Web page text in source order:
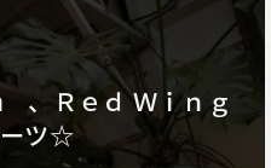
、Ｒｅｄ Ｗｉｎｇ
ツ☆